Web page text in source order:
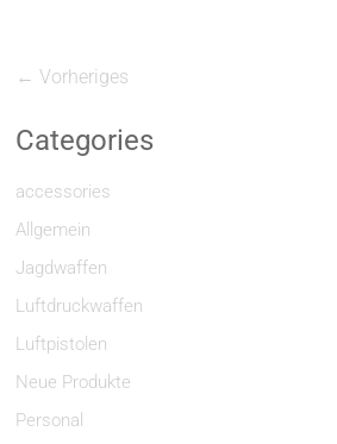
← Vorheriges
Categories
accessories
Allgemein
Jagdwaffen
Luftdruckwaffen
Luftpistolen
Neue Produkte
Personal